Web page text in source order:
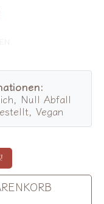
Null Abfall
Vegan